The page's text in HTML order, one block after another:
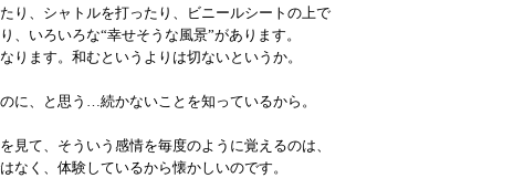
り、シャトルを打ったり、ビニールシートの上で
、いろいろな“幸せそうな風景”があります。
ります。和むというよりは切ないというか。
に、と思う…続かないことを知っているから。
見て、そういう感情を毎度のように覚えるのは、
なく、体験しているから懐かしいのです。